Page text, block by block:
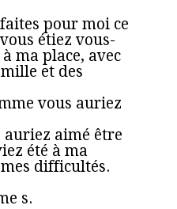
pour moi ce
étiez vous-
ma place, avec
et des
vous auriez
aimé être
été à ma
difficultés.
s.